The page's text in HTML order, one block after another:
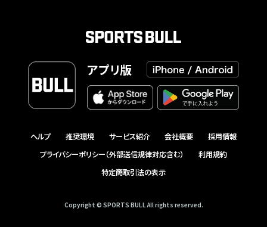
アプリ版
ヘルプ 推奨環境 サービス紹介 会社概要
採用情報
プライバシーポリシー（外部送信規律対応含む）
利用規約
特定商取引法の表示
Copyright © SPORTS BULL All rights reserved.